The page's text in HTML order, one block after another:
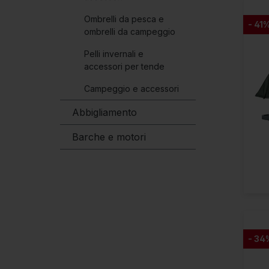
Ombrelli da pesca e
ombrelli da campeggio
Pelli invernali e
accessori per tende
Campeggio e accessori
Abbigliamento
Barche e motori
-
-